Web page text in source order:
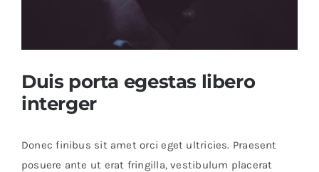
Duis porta egestas libero
interger
Donec finibus sit amet orci eget ultricies. Praesent
posuere ante ut erat fringilla, vestibulum placerat